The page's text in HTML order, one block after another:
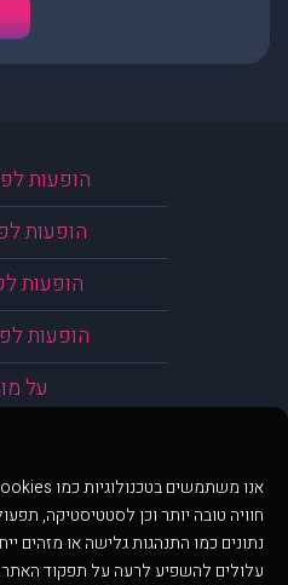
חוויה טובה יותר וכן לסטטיסטיקה,
נתונים כמו התנהגות גלישה או מזהים
עלולים להשפיע לרעה על תפקוד האתר.
הופעות
הופעות
הופעות
הופעות
על